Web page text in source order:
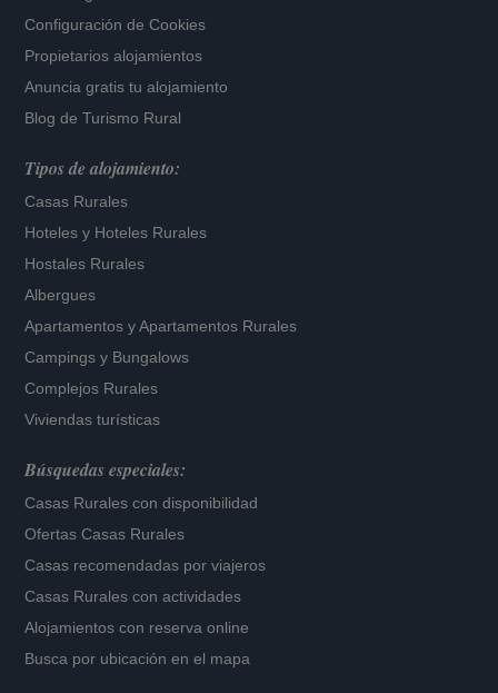
Configuración de Cookies
Propietarios alojamientos
Anuncia gratis tu alojamiento
Blog de Turismo Rural
Tipos de alojamiento:
Casas Rurales
Hoteles y Hoteles Rurales
Hostales Rurales
Albergues
Apartamentos yApartamentos Rurales
Campings y Bungalows
Complejos Rurales
Viviendas turísticas
Búsquedas especiales:
Casas Rurales con disponibilidad
Ofertas Casas Rurales
Casas recomendadas por viajeros
Casas Rurales con actividades
Alojamientos con reserva online
Busca por ubicación en el mapa